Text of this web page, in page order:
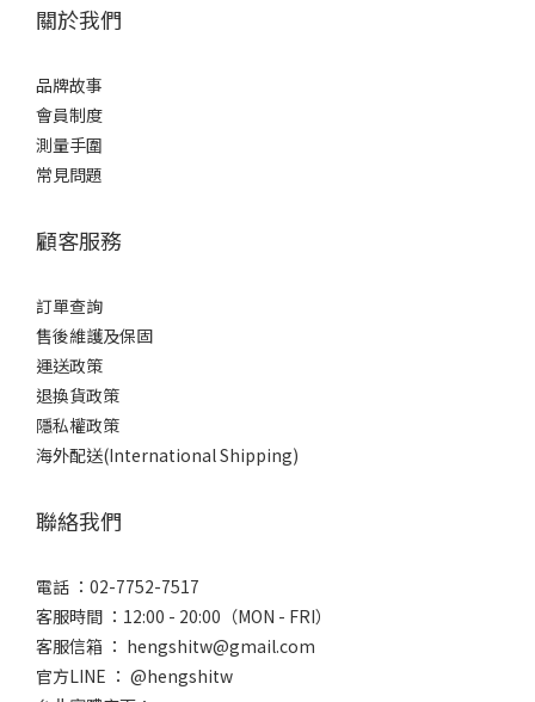
關於我們
品牌故事
會員制度
測量手圍
常見問題
顧客服務
訂單查詢
售後維護及保固
運送政策
退換貨政策
隱私權政策
海外配送(International Shipping)
聯絡我們
電話 ：02-7752-7517
客服時間 ：12:00 - 20:00（MON - FRI）
客服信箱 ： hengshitw@gmail.com
官方LINE ： @hengshitw